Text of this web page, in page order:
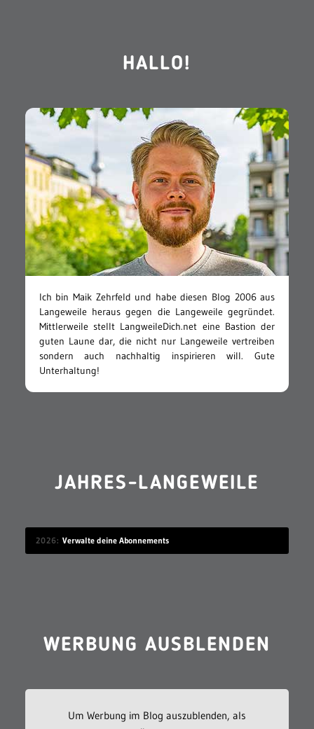
HALLO!
Ich bin Maik Zehrfeld und habe diesen Blog 2006 aus
Langeweile heraus gegen die Langeweile gegründet.
Mittlerweile stellt LangweileDich.net eine Bastion der
guten Laune dar, die nicht nur Langeweile vertreiben
sondern auch nachhaltig inspirieren will. Gute
Unterhaltung!
JAHRES-LANGEWEILE
2026 Verwalte deine Abonnements
WERBUNG AUSBLENDEN
Um Werbung im Blog auszublenden, als